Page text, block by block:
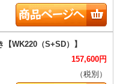
157,600円
（税別）